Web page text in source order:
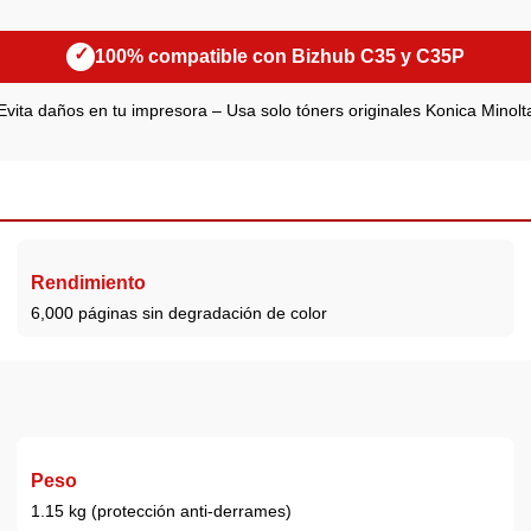
✓ 100% compatible con Bizhub C35 y C35P
daños en tu impresora – Usa solo tóners originales Konica
Rendimiento
6,000 páginas sin degradación de color
Peso
1.15 kg (protección anti-derrames)